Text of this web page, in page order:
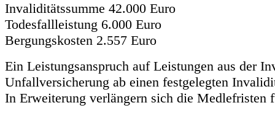
Invaliditätssumme 42.000 Euro
Todesfallleistung 6.000 Euro
Bergungskosten 2.557 Euro
Ein Leistungsanspruch auf Leistungen aus der
Unfallversicherung ab einen festgelegten
In Erweiterung verlängern sich die